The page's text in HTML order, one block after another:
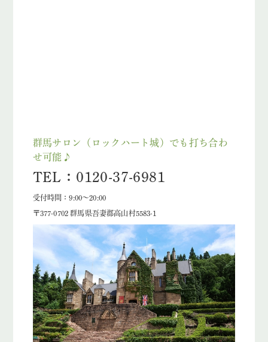
群馬サロン（ロックハート城）でも打ち合わ
せ可能♪
TEL：0120-37-6981
受付時間：9:00～20:00
〒377-0702 群馬県吾妻郡高山村5583-1